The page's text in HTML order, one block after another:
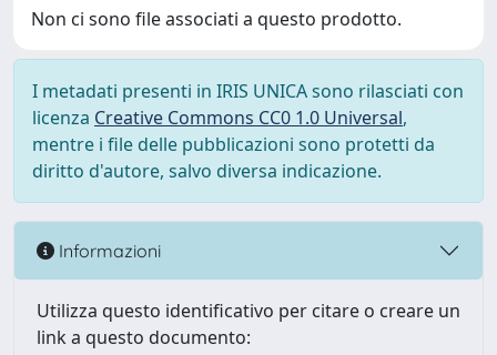
Non ci sono file associati a questo prodotto.
I metadati presenti in IRIS UNICA sono rilasciati con
licenza Creative Commons CC0 1.0 Universal,
mentre i file delle pubblicazioni sono protetti da
diritto d'autore, salvo diversa indicazione.
Informazioni
Utilizza questo identificativo per citare o creare un
link a questo documento: